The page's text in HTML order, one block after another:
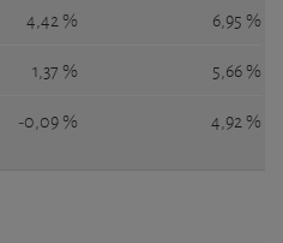
4,42 % 6,95 %
1,37 % 5,66 %
-0,09 % 4,92 %